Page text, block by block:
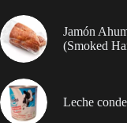
Jamón
(Smoked
Leche